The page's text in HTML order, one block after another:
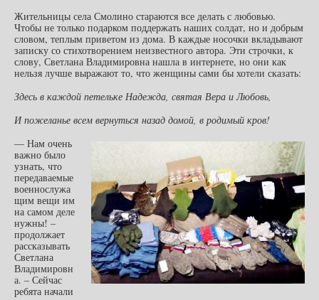
Жительницы села Смолино стараются все делать с любовью.
Чтобы не только подарком поддержать наших солдат, но и добрым
словом, теплым приветом из дома. В каждые носочки вкладывают
записку со стихотворением неизвестного автора. Эти строчки, к
слову, Светлана Владимировна нашла в интернете, но они как
нельзя лучше выражают то, что женщины сами бы хотели сказать:
Здесь в каждой петельке Надежда, святая Вера и Любовь,
И пожеланье всем вернуться назад домой, в родимый кров!
— Нам очень
важно было
узнать, что
передаваемые
военнослужа
щим вещи им
на самом деле
нужны! –
продолжает
рассказывать
Светлана
Владимировн
а. – Сейчас
ребята начали